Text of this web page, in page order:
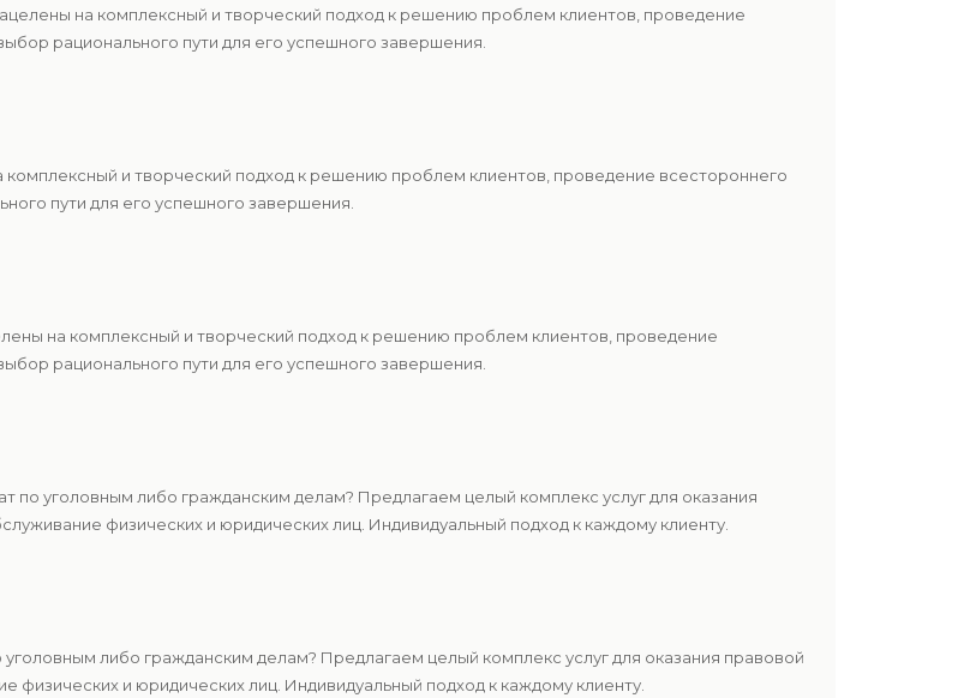
на комплексный и творческий подход к решению проблем клиентов, проведение
рационального пути для его успешного завершения.
и творческий подход к решению проблем клиентов, проведение всестороннего
пути для его успешного завершения.
на комплексный и творческий подход к решению проблем клиентов, проведение
рационального пути для его успешного завершения.
уголовным либо гражданским делам? Предлагаем целый комплекс услуг для оказания
физических и юридических лиц. Индивидуальный подход к каждому клиенту.
либо гражданским делам? Предлагаем целый комплекс услуг для оказания правовой
и юридических лиц. Индивидуальный подход к каждому клиенту.